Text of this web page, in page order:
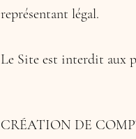
représentant légal.
Le Site est interdit aux
CRÉATION DE